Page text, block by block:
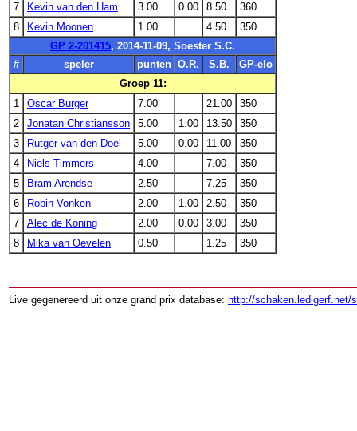
7
Kevin van den Ham 3.00 0.00 8.50
360
8
Kevin Moonen 1.00 4.50
350
GP 2-201415, 2014-11-09, Soester S.C.
#
speler punten O.R. S.B.
GP-elo
Groep 11:
1
Oscar Burger 7.00 21.00
350
2
Jonatan Christiansson 5.00 1.00 13.50
350
3
Rutger van den Doel 5.00 0.00 11.00
350
4
Niels Timmers 4.00 7.00
350
5
Bram Arendse 2.50 7.25
350
6
Robin Vonken 2.00 1.00 2.50
350
7
Alec de Koning 2.00 0.00 3.00
350
8
Mika van Oevelen 0.50 1.25 350
Live gegenereerd uit onze grand prix database: http://schaken.ledigerf.net/